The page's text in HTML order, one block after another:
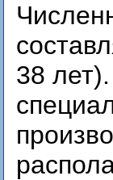
38